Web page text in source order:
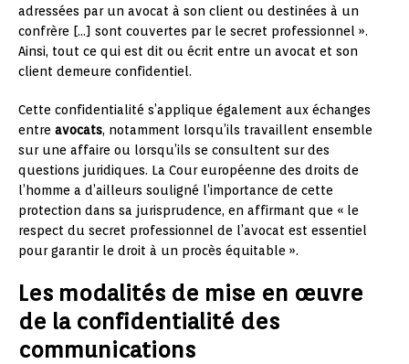
adressées par un avocat à son client ou destinées à un
confrère […] sont couvertes par le secret professionnel ».
Ainsi, tout ce qui est dit ou écrit entre un avocat et son
client demeure confidentiel.
Cette confidentialité s’applique également aux échanges
entre avocats, notamment lorsqu’ils travaillent ensemble
sur une affaire ou lorsqu’ils se consultent sur des
questions juridiques. La Cour européenne des droits de
l’homme a d’ailleurs souligné l’importance de cette
protection dans sa jurisprudence, en affirmant que « le
respect du secret professionnel de l’avocat est essentiel
pour garantir le droit à un procès équitable ».
Les modalités de mise en œuvre
de la confidentialité des
communications